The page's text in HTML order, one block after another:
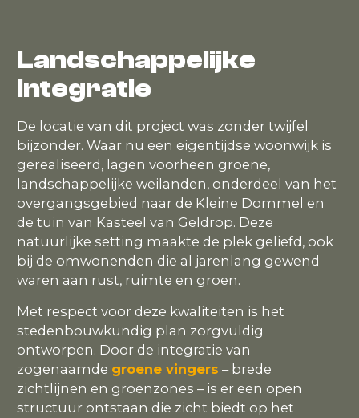
Landschappelijke
integratie
De locatie van dit project was zonder twijfel
bijzonder. Waar nu een eigentijdse woonwijk is
gerealiseerd, lagen voorheen groene,
landschappelijke weilanden, onderdeel van het
overgangsgebied naar de Kleine Dommel en
de tuin van Kasteel van Geldrop. Deze
natuurlijke setting maakte de plek geliefd, ook
bij de omwonenden die al jarenlang gewend
waren aan rust, ruimte en groen.
Met respect voor deze kwaliteiten is het
stedenbouwkundig plan zorgvuldig
ontworpen. Door de integratie van
zogenaamde groene vingers – brede
zichtlijnen en groenzones – is er een open
structuur ontstaan die zicht biedt op het